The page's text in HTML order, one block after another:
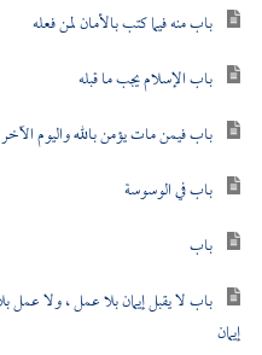
باب منه فيما كتب بالأمان لمن فعله
باب الإسلام يجب ما قبله
باب فيمن مات يؤمن بالله واليوم الآخر
باب في الوسوسة
باب
باب لا يقبل إيمان بلا عمل ، ولا عمل
إيمان